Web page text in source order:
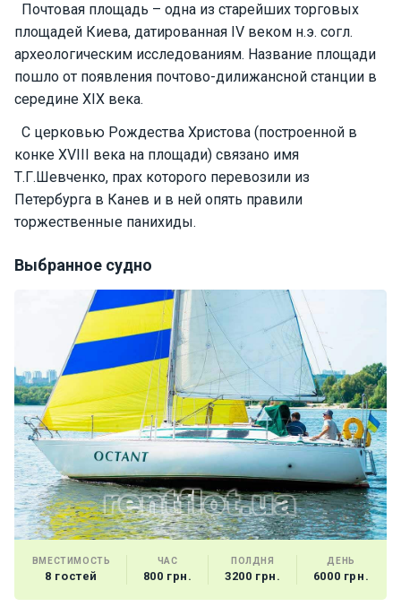
Почтовая площадь – одна из старейших торговых
площадей Киева, датированная IV веком н.э. согл.
археологическим исследованиям. Название площади
пошло от появления почтово-дилижансной станции в
середине XIX века.
С церковью Рождества Христова (построенной в
конке XVIII века на площади) связано имя
Т.Г.Шевченко, прах которого перевозили из
Петербурга в Канев и в ней опять правили
торжественные панихиды.
Выбранное судно
ВМЕСТИМОСТЬ
8 гостей
ЧАС
800 грн.
ПОЛДНЯ
3200 грн.
ДЕНЬ
6000 грн.
Речные
прогулк
и
Отзывы
Контакт
ы